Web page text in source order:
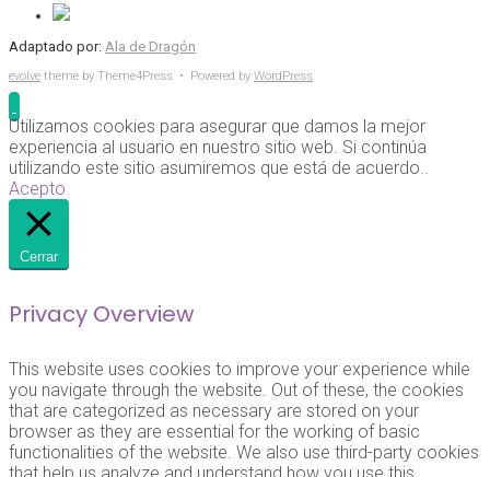
Adaptado por: Ala de Dragón
evolve theme by Theme4Press • Powered by WordPress
Utilizamos cookies para asegurar que damos la mejor
experiencia al usuario en nuestro sitio web. Si continúa
utilizando este sitio asumiremos que está de acuerdo..
Acepto
Cerrar
Privacy Overview
This website uses cookies to improve your experience while
you navigate through the website. Out of these, the cookies
that are categorized as necessary are stored on your
browser as they are essential for the working of basic
functionalities of the website. We also use third-party cookies